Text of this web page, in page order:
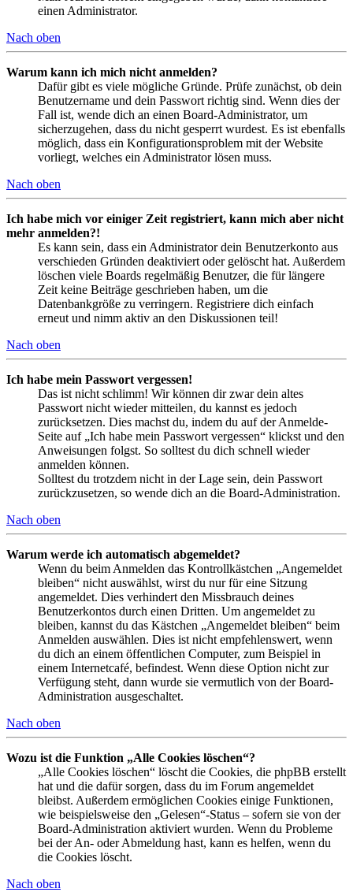
einen Administrator.
Nach oben
Warum kann ich mich nicht anmelden?
Dafür gibt es viele mögliche Gründe. Prüfe zunächst, ob dein
Benutzername und dein Passwort richtig sind. Wenn dies der
Fall ist, wende dich an einen Board-Administrator, um
sicherzugehen, dass du nicht gesperrt wurdest. Es ist ebenfalls
möglich, dass ein Konfigurationsproblem mit der Website
vorliegt, welches ein Administrator lösen muss.
Nach oben
Ich habe mich vor einiger Zeit registriert, kann mich aber nicht
mehr anmelden?!
Es kann sein, dass ein Administrator dein Benutzerkonto aus
verschieden Gründen deaktiviert oder gelöscht hat. Außerdem
löschen viele Boards regelmäßig Benutzer, die für längere
Zeit keine Beiträge geschrieben haben, um die
Datenbankgröße zu verringern. Registriere dich einfach
erneut und nimm aktiv an den Diskussionen teil!
Nach oben
Ich habe mein Passwort vergessen!
Das ist nicht schlimm! Wir können dir zwar dein altes
Passwort nicht wieder mitteilen, du kannst es jedoch
zurücksetzen. Dies machst du, indem du auf der Anmelde-
Seite auf „Ich habe mein Passwort vergessen“ klickst und den
Anweisungen folgst. So solltest du dich schnell wieder
anmelden können.
Solltest du trotzdem nicht in der Lage sein, dein Passwort
zurückzusetzen, so wende dich an die Board-Administration.
Nach oben
Warum werde ich automatisch abgemeldet?
Wenn du beim Anmelden das Kontrollkästchen „Angemeldet
bleiben“ nicht auswählst, wirst du nur für eine Sitzung
angemeldet. Dies verhindert den Missbrauch deines
Benutzerkontos durch einen Dritten. Um angemeldet zu
bleiben, kannst du das Kästchen „Angemeldet bleiben“ beim
Anmelden auswählen. Dies ist nicht empfehlenswert, wenn
du dich an einem öffentlichen Computer, zum Beispiel in
einem Internetcafé, befindest. Wenn diese Option nicht zur
Verfügung steht, dann wurde sie vermutlich von der Board-
Administration ausgeschaltet.
Nach oben
Wozu ist die Funktion „Alle Cookies löschen“?
„Alle Cookies löschen“ löscht die Cookies, die phpBB erstellt
hat und die dafür sorgen, dass du im Forum angemeldet
bleibst. Außerdem ermöglichen Cookies einige Funktionen,
wie beispielsweise den „Gelesen“-Status – sofern sie von der
Board-Administration aktiviert wurden. Wenn du Probleme
bei der An- oder Abmeldung hast, kann es helfen, wenn du
die Cookies löscht.
Nach oben